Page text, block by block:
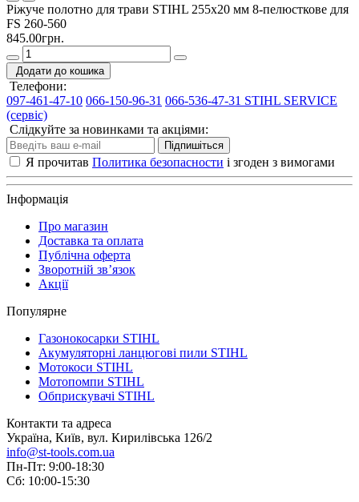
Ріжуче полотно для трави STIHL 255х20 мм 8-пелюсткове для
FS 260-560
845.00грн.
Додати до кошика
Телефони:
097-461-47-10 066-150-96-31 066-536-47-31 STIHL SERVICE
(сервіс)
Слідкуйте за новинками та акціями:
Підпишіться
Я прочитав Политика безопасности і згоден з вимогами
Інформація
Про магазин
Доставка та оплата
Публічна оферта
Зворотній зв’язок
Акції
Популярне
Газонокосарки STIHL
Акумуляторні ланцюгові пили STIHL
Мотокоси STIHL
Мотопомпи STIHL
Обприскувачі STIHL
Контакти та адреса
Україна, Київ, вул. Кирилівська 126/2
info@st-tools.com.ua
Пн-Пт: 9:00-18:30
Сб: 10:00-15:30